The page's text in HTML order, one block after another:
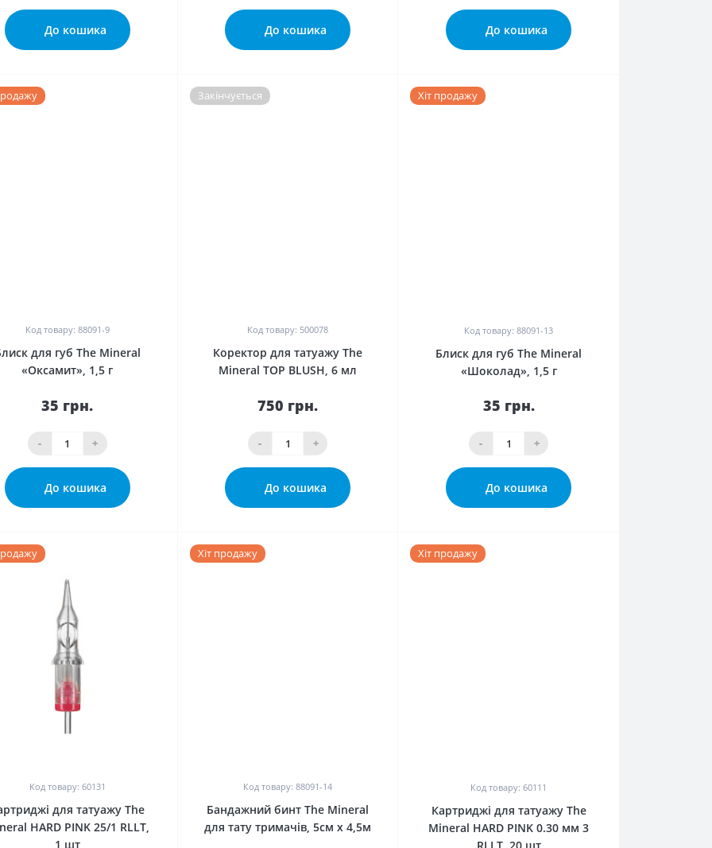
До кошика До кошика До кошика
Код товару: 88091-9
для губ The Mineral
«Оксамит», 1,5 г
35 грн.
- +
До кошика
Закінчується
Код товару: 500078
Коректор для татуажу The
Mineral TOP BLUSH, 6 мл
750 грн.
- +
До кошика
Хіт продажу
Код товару: 88091-13
Блиск для губ The Mineral
«Шоколад», 1,5 г
35 грн.
- +
До кошика
Код товару: 60131
для татуажу The
HARD PINK 25/1 RLLT,
1 шт
Хіт продажу
Код товару: 88091-14
Бандажний бинт The Mineral
для тату тримачів, 5см х 4,5м
Хіт продажу
Код товару: 60111
Картриджі для татуажу The
Mineral HARD PINK 0.30 мм 3